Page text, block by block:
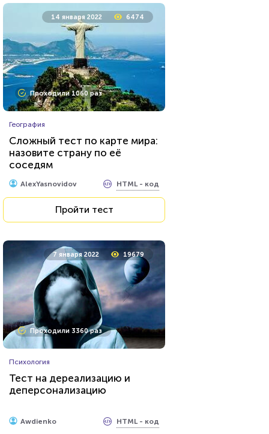
14 января 2022 6474
Проходили 1060 раз
География
Сложный тест по карте мира:
назовите страну по её
соседям
AlexYasnovidov HTML - код
Пройти тест
7 января 2022 19679
Проходили 3360 раз
Психология
Тест на дереализацию и
деперсонализацию
Awdienko HTML - код